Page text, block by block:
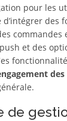
pour les
d’intégrer des
commandes
et des
de